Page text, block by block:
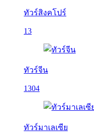
ทัวร์สิงคโปร์
13
ทัวร์จีน
1304
ทัวร์มาเลเซีย